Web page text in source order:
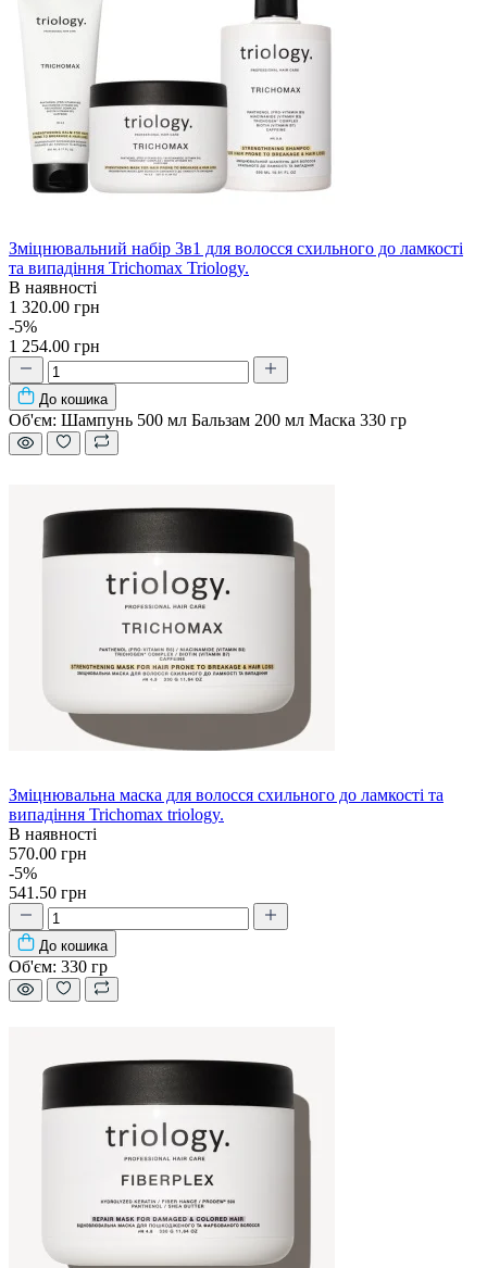
Зміцнювальний набір 3в1 для волосся схильного до ламкості
та випадіння Trichomax Triology.
В наявності
1 320.00 грн
-5%
1 254.00 грн
До кошика
Об'єм: Шампунь 500 мл Бальзам 200 мл Маска 330 гр
Зміцнювальна маска для волосся схильного до ламкості та
випадіння Trichomax triology.
В наявності
570.00 грн
-5%
541.50 грн
До кошика
Об'єм: 330 гр